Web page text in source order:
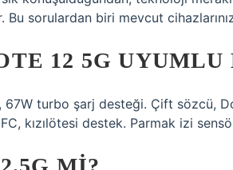
Bu sorulardan biri mevcut
12 5G UYUMLU
turbo şarj desteği. Çift sözcü,
kızılötesi destek. Parmak izi